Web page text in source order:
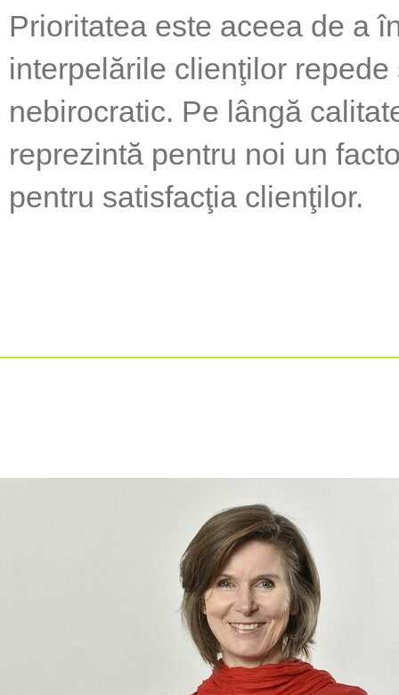
Prioritatea este aceea de a
interpelările clienţilor
nebirocratic. Pe lângă
reprezintă pentru noi un
pentru satisfacţia clienţilor.